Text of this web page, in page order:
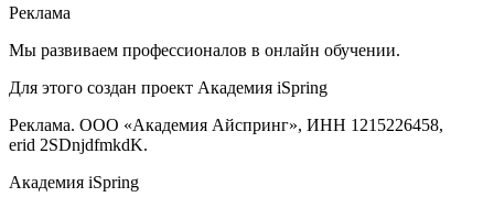
Реклама
Мы развиваем профессионалов в онлайн обучении.
Для этого создан проект Академия iSpring
Реклама. ООО «Академия Айспринг», ИНН 1215226458,
erid 2SDnjdfmkdK.
Академия iSpring